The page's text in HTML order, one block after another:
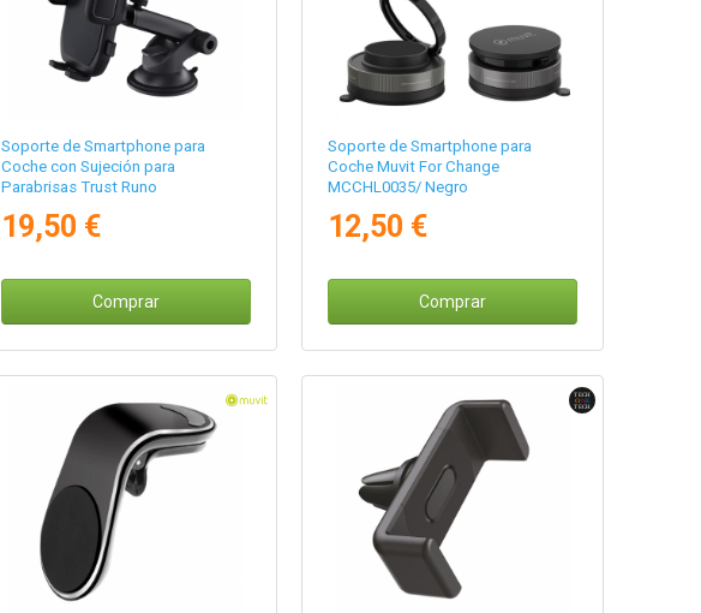
Soporte de Smartphone para
Coche con Sujeción para
Parabrisas Trust Runo
19,50 €
Comprar
Soporte de Smartphone para
Coche Muvit For Change
MCCHL0035/ Negro
12,50 €
Comprar